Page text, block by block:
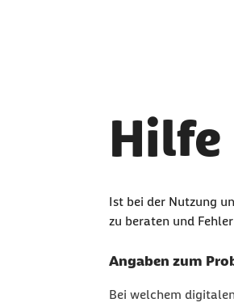
Hilfe
Ist bei der Nutzung
zu beraten und
Angaben zum
Bei welchem